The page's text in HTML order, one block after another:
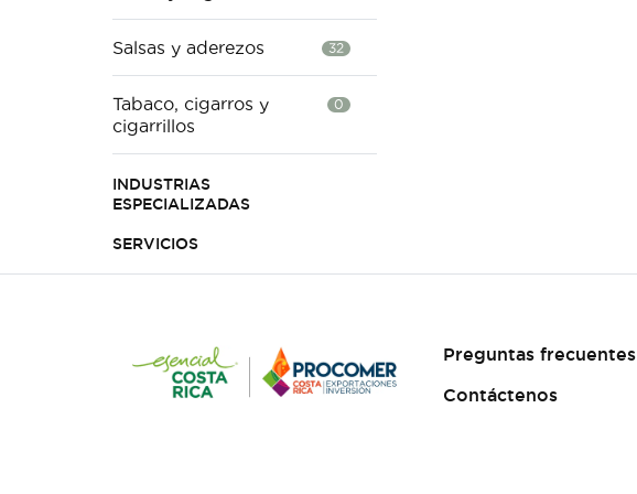
Salsas y aderezos 32
Tabaco, cigarros y
cigarrillos
0
INDUSTRIAS
ESPECIALIZADAS
SERVICIOS
Preguntas frecuentes
Contáctenos